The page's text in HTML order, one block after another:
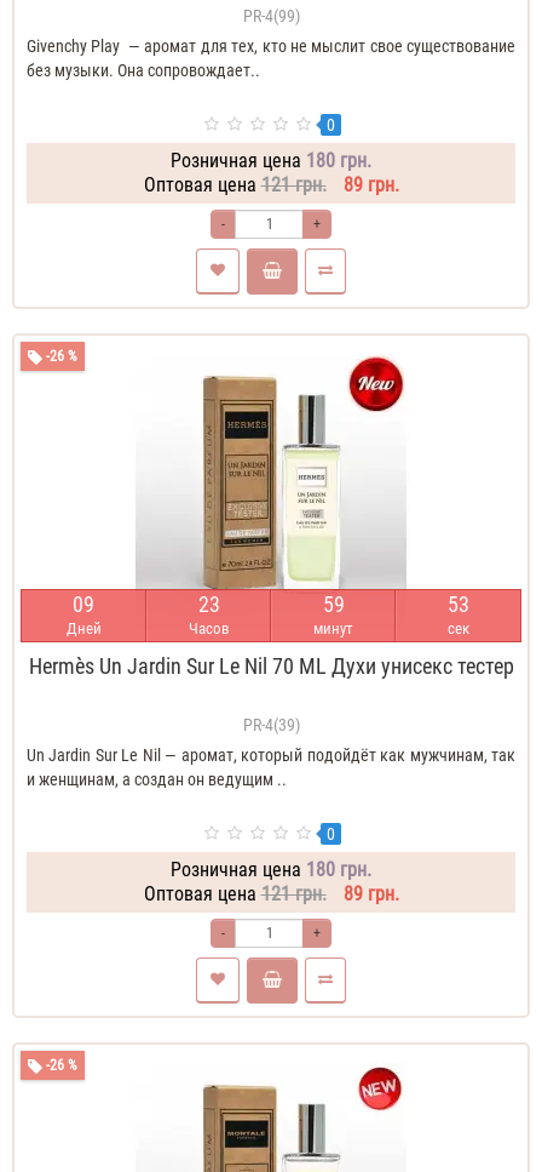
PR-4(99)
Givenchy Play — аромат для тех, кто не мыслит свое существование
без музыки. Она сопровождает..
0
Розничная цена 180 грн.
Оптовая цена 121 грн. 89 грн.
- +
-26 %
09
Дней
23
Часов
59
минут
52
сек
Hermès Un Jardin Sur Le Nil 70 ML Духи унисекс тестер
PR-4(39)
Un Jardin Sur Le Nil — аромат, который подойдёт как мужчинам, так
и женщинам, а создан он ведущим ..
0
Розничная цена 180 грн.
Оптовая цена 121 грн. 89 грн.
- +
-26 %